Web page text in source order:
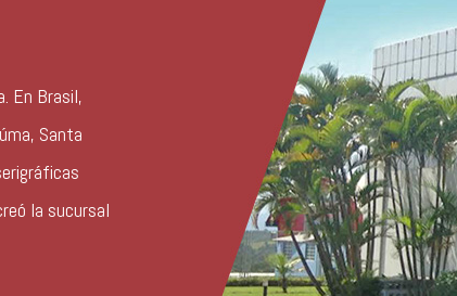
En Brasil,
Santa
la sucursal